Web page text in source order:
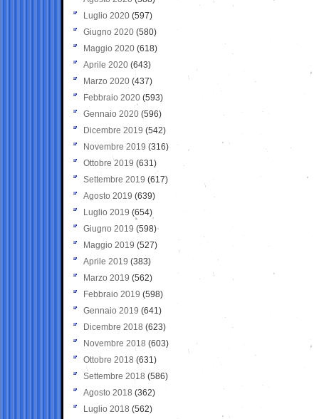
Luglio 2020 (597)
Giugno 2020 (580)
Maggio 2020 (618)
Aprile 2020 (643)
Marzo 2020 (437)
Febbraio 2020 (593)
Gennaio 2020 (596)
Dicembre 2019 (542)
Novembre 2019 (316)
Ottobre 2019 (631)
Settembre 2019 (617)
Agosto 2019 (639)
Luglio 2019 (654)
Giugno 2019 (598)
Maggio 2019 (527)
Aprile 2019 (383)
Marzo 2019 (562)
Febbraio 2019 (598)
Gennaio 2019 (641)
Dicembre 2018 (623)
Novembre 2018 (603)
Ottobre 2018 (631)
Settembre 2018 (586)
Agosto 2018 (362)
Luglio 2018 (562)